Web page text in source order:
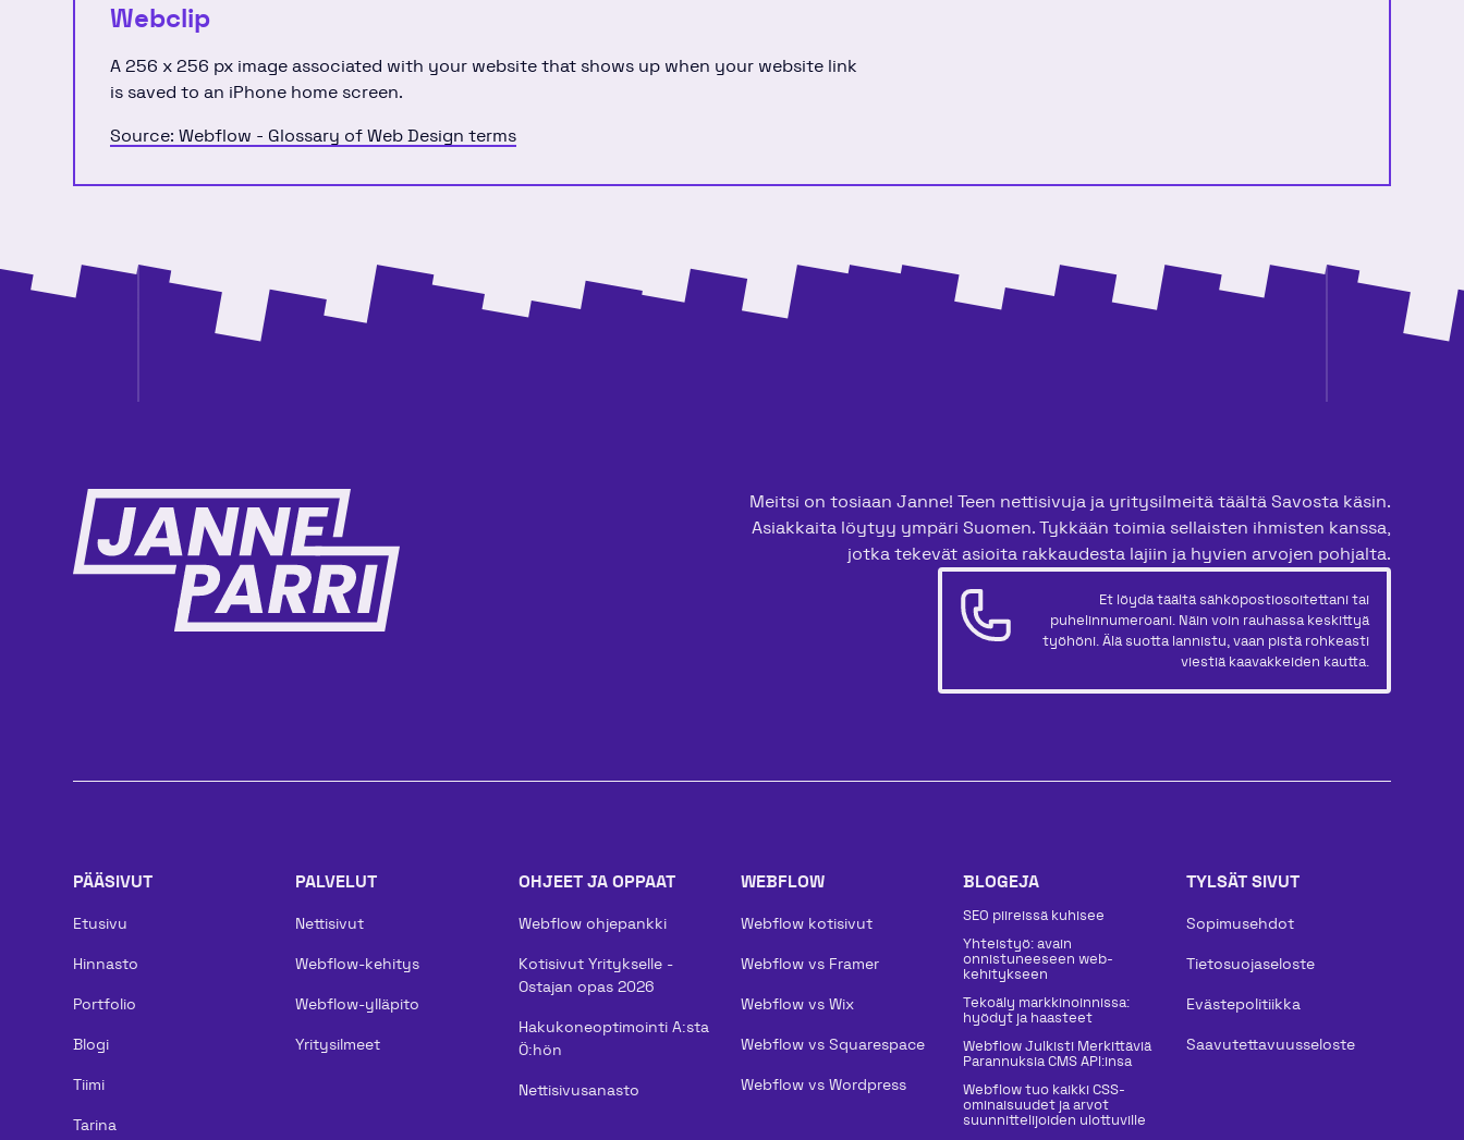
Webclip
A 256 x 256 px image associated with your website that shows up when your website link
is saved to an iPhone home screen.
Source: Webflow - Glossary of Web Design terms
Meitsi on tosiaan Janne! Teen nettisivuja ja yritysilmeitä täältä Savosta käsin.
Asiakkaita löytyy ympäri Suomen. Tykkään toimia sellaisten ihmisten kanssa,
jotka tekevät asioita rakkaudesta lajiin ja hyvien arvojen pohjalta.
Et löydä täältä sähköpostiosoitettani tai
puhelinnumeroani. Näin voin rauhassa keskittyä
työhöni. Älä suotta lannistu, vaan pistä rohkeasti
viestiä kaavakkeiden kautta.
PÄÄSIVUT
Etusivu
Hinnasto
Portfolio
Blogi
Tiimi
Tarina
PALVELUT
Nettisivut
Webflow-kehitys
Webflow-ylläpito
Yritysilmeet
OHJEET JA OPPAAT
Webflow ohjepankki
Kotisivut Yritykselle -
Ostajan opas 2026
Hakukoneoptimointi A:sta
Ö:hön
Nettisivusanasto
WEBFLOW
Webflow kotisivut
Webflow vs Framer
Webflow vs Wix
Webflow vs Squarespace
Webflow vs Wordpress
BLOGEJA
SEO piireissä kuhisee
Yhteistyö: avain
onnistuneeseen web-
kehitykseen
Tekoäly markkinoinnissa:
hyödyt ja haasteet
Webflow Julkisti Merkittäviä
Parannuksia CMS API:insa
Webflow tuo kaikki CSS-
ominaisuudet ja arvot
suunnittelijoiden ulottuville
TYLSÄT SIVUT
Sopimusehdot
Tietosuojaseloste
Evästepolitiikka
Saavutettavuusseloste